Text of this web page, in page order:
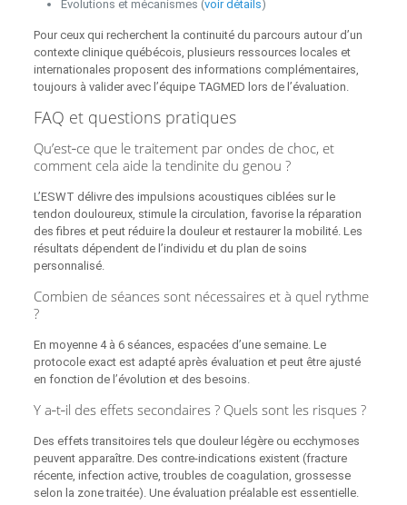
Évolutions et mécanismes (voir détails)
Pour ceux qui recherchent la continuité du parcours autour d’un
contexte clinique québécois, plusieurs ressources locales et
internationales proposent des informations complémentaires,
toujours à valider avec l’équipe TAGMED lors de l’évaluation.
FAQ et questions pratiques
Qu’est‑ce que le traitement par ondes de choc, et
comment cela aide la tendinite du genou ?
L’ESWT délivre des impulsions acoustiques ciblées sur le
tendon douloureux, stimule la circulation, favorise la réparation
des fibres et peut réduire la douleur et restaurer la mobilité. Les
résultats dépendent de l’individu et du plan de soins
personnalisé.
Combien de séances sont nécessaires et à quel rythme
?
En moyenne 4 à 6 séances, espacées d’une semaine. Le
protocole exact est adapté après évaluation et peut être ajusté
en fonction de l’évolution et des besoins.
Y a‑t‑il des effets secondaires ? Quels sont les risques ?
Des effets transitoires tels que douleur légère ou ecchymoses
peuvent apparaître. Des contre‑indications existent (fracture
récente, infection active, troubles de coagulation, grossesse
selon la zone traitée). Une évaluation préalable est essentielle.